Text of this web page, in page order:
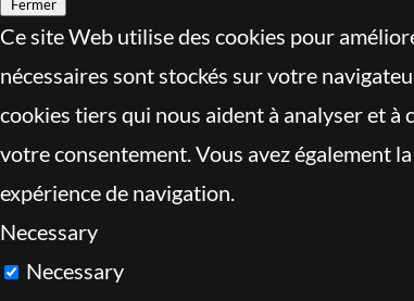
Fermer
Ce site Web utilise des cookies pour
nécessaires sont stockés sur votre
cookies tiers qui nous aident à analyser et
votre consentement. Vous avez également
expérience de navigation.
Necessary
Necessary